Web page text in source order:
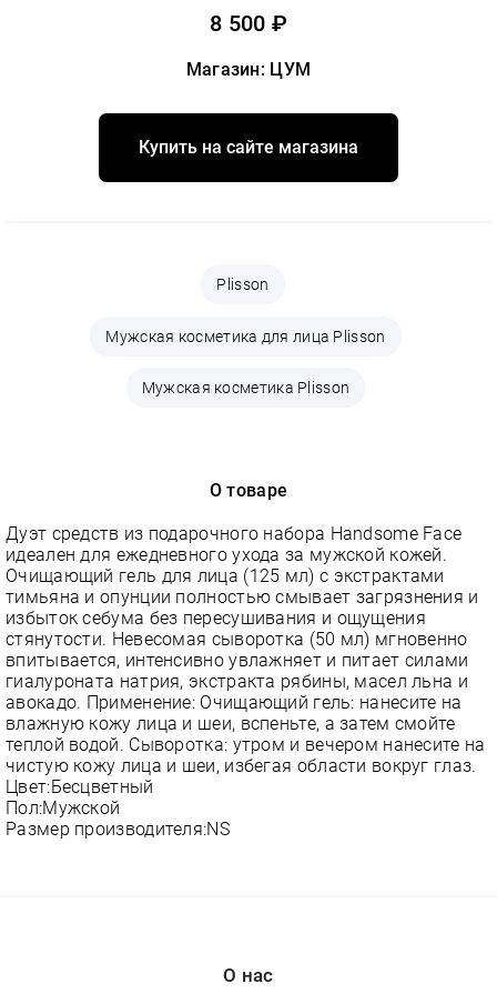
8 500 ₽
Магазин: ЦУМ
Купить на сайте магазина
Plisson
Мужская косметика для лица Plisson
Мужская косметика Plisson
О товаре
Дуэт средств из подарочного набора Handsome Face
идеален для ежедневного ухода за мужской кожей.
Очищающий гель для лица (125 мл) с экстрактами
тимьяна и опунции полностью смывает загрязнения и
избыток себума без пересушивания и ощущения
стянутости. Невесомая сыворотка (50 мл) мгновенно
впитывается, интенсивно увлажняет и питает силами
гиалуроната натрия, экстракта рябины, масел льна и
авокадо. Применение: Очищающий гель: нанесите на
влажную кожу лица и шеи, вспеньте, а затем смойте
теплой водой. Сыворотка: утром и вечером нанесите на
чистую кожу лица и шеи, избегая области вокруг глаз.
Цвет:Бесцветный
Пол:Мужской
Размер производителя:NS
О нас